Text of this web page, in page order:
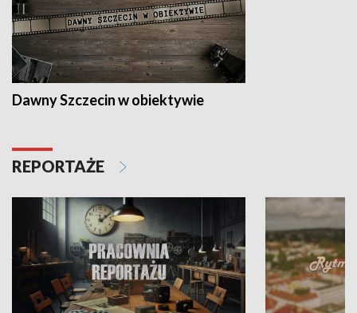
Dawny Szczecin w obiektywie
REPORTAŻE